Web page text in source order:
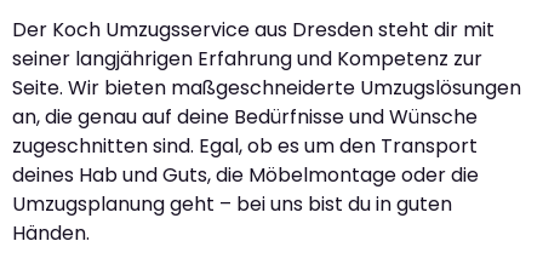
Der Koch Umzugsservice aus Dresden steht dir mit
seiner langjährigen Erfahrung und Kompetenz zur
Seite. Wir bieten maßgeschneiderte Umzugslösungen
an, die genau auf deine Bedürfnisse und Wünsche
zugeschnitten sind. Egal, ob es um den Transport
deines Hab und Guts, die Möbelmontage oder die
Umzugsplanung geht – bei uns bist du in guten
Händen.